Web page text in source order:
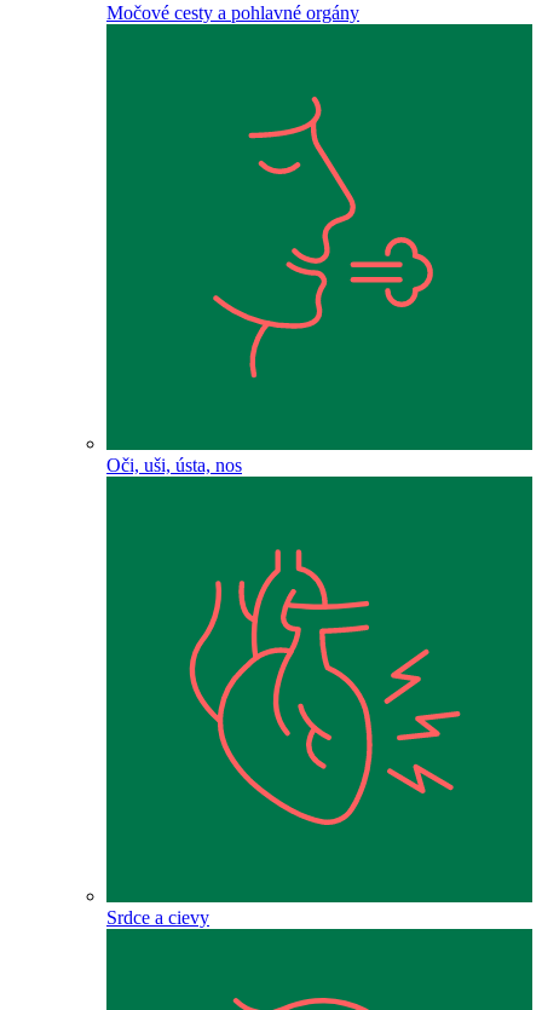
Močové cesty a pohlavné orgány
Oči, uši, ústa, nos
Srdce a cievy